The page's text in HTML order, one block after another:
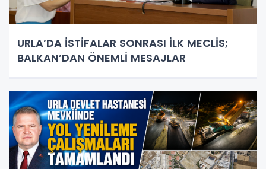
URLA’DA İSTİFALAR SONRASI İLK MECLİS;
BALKAN’DAN ÖNEMLİ MESAJLAR